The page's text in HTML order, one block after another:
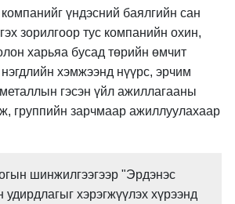
үндэсний баялгийн сан
зорилгоор тус компанийн охин,
харьяа бусад төрийн өмчит
нэгдлийн хэмжээнд нүүрс, эрчим
гэсэн үйл ажиллагааны
группийн зарчмаар ажиллуулахаар
шинжилгээгээр "Эрдэнэс
удирдлагыг хэрэгжүүлэх хүрээнд